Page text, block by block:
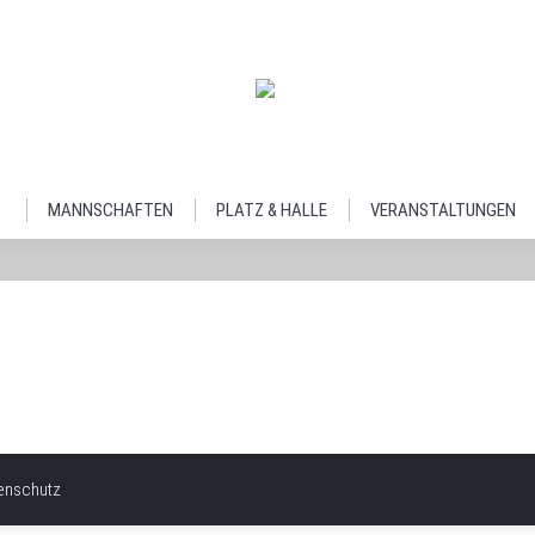
MANNSCHAFTEN PLATZ & HALLE VERANSTALTUNGEN